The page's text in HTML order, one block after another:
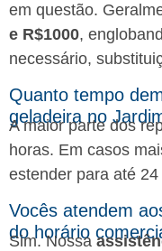
em questão.
e R$1000,
necessário,
Quanto tempo
geladeira no
A maior parte dos
horas. Em casos
estender para até 24
Vocês atendem
do horário
Sim. Nossa